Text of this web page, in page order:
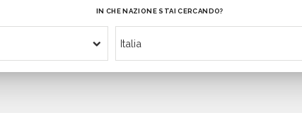
IN CHE NAZIONE STAI CERCANDO?